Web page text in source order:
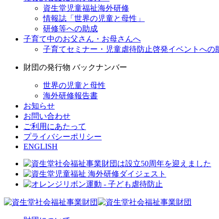
資生堂児童福祉海外研修
情報誌「世界の児童と母性」
研修等への助成
子育て中のお父さん・お母さんへ
子育てセミナー・児童虐待防止啓発イベントへの
財団の発行物 バックナンバー
世界の児童と母性
海外研修報告書
お知らせ
お問い合わせ
ご利用にあたって
プライバシーポリシー
ENGLISH